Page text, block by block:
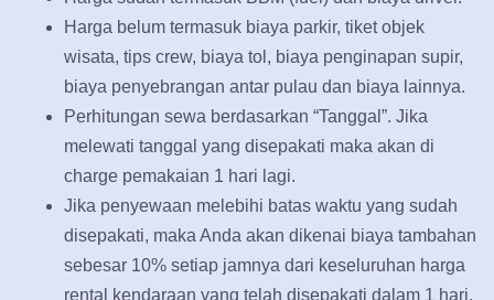
Harga belum termasuk biaya parkir, tiket objek
wisata, tips crew, biaya tol, biaya penginapan supir,
biaya penyebrangan antar pulau dan biaya lainnya.
Perhitungan sewa berdasarkan “Tanggal”. Jika
melewati tanggal yang disepakati maka akan di
charge pemakaian 1 hari lagi.
Jika penyewaan melebihi batas waktu yang sudah
disepakati, maka Anda akan dikenai biaya tambahan
sebesar 10% setiap jamnya dari keseluruhan harga
rental kendaraan yang telah disepakati dalam 1 hari.